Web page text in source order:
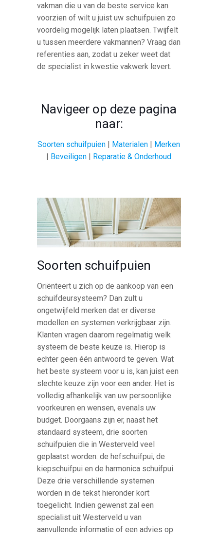
vakman die u van de beste service kan
voorzien of wilt u juist uw schuifpuien zo
voordelig mogelijk laten plaatsen. Twijfelt
u tussen meerdere vakmannen? Vraag dan
referenties aan, zodat u zeker weet dat
de specialist in kwestie vakwerk levert.
Navigeer op deze pagina
naar:
Soorten schuifpuien | Materialen | Merken
| Beveiligen | Reparatie & Onderhoud
Soorten schuifpuien
Oriënteert u zich op de aankoop van een
schuifdeursysteem? Dan zult u
ongetwijfeld merken dat er diverse
modellen en systemen verkrijgbaar zijn.
Klanten vragen daarom regelmatig welk
systeem de beste keuze is. Hierop is
echter geen één antwoord te geven. Wat
het beste systeem voor u is, kan juist een
slechte keuze zijn voor een ander. Het is
volledig afhankelijk van uw persoonlijke
voorkeuren en wensen, evenals uw
budget. Doorgaans zijn er, naast het
standaard systeem, drie soorten
schuifpuien die in Westerveld veel
geplaatst worden: de hefschuifpui, de
kiepschuifpui en de harmonica schuifpui.
Deze drie verschillende systemen
worden in de tekst hieronder kort
toegelicht. Indien gewenst zal een
specialist uit Westerveld u van
aanvullende informatie of een advies op